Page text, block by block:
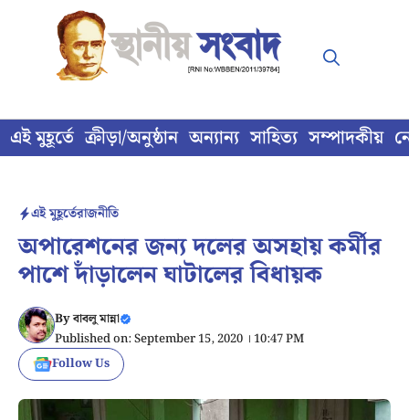
content
এই মুহূর্তে ক্রীড়া/অনুষ্ঠান অন্যান্য সাহিত্য সম্পাদকীয়
এই মুহূর্তেরাজনীতি
অপারেশনের জন্য দলের অসহায় কর্মীর
পাশে দাঁড়ালেন ঘাটালের বিধায়ক
Byবাবলু মান্না
Published on: September 15, 2020 । 10:47 PM
Follow Us